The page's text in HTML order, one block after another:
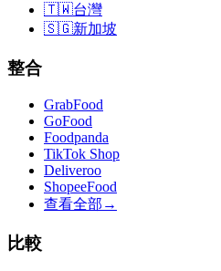
🇹🇼台灣
🇸🇬新加坡
整合
GrabFood
GoFood
Foodpanda
TikTok Shop
Deliveroo
ShopeeFood
查看全部 →
比較